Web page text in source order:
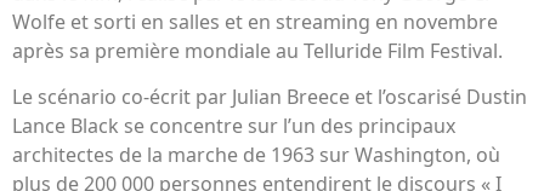
Wolfe et sorti en salles et en streaming en novembre
après sa première mondiale au Telluride Film Festival.
Le scénario co-écrit par Julian Breece et l’oscarisé Dustin
Lance Black se concentre sur l’un des principaux
architectes de la marche de 1963 sur Washington, où
plus de 200 000 personnes entendirent le discours « I